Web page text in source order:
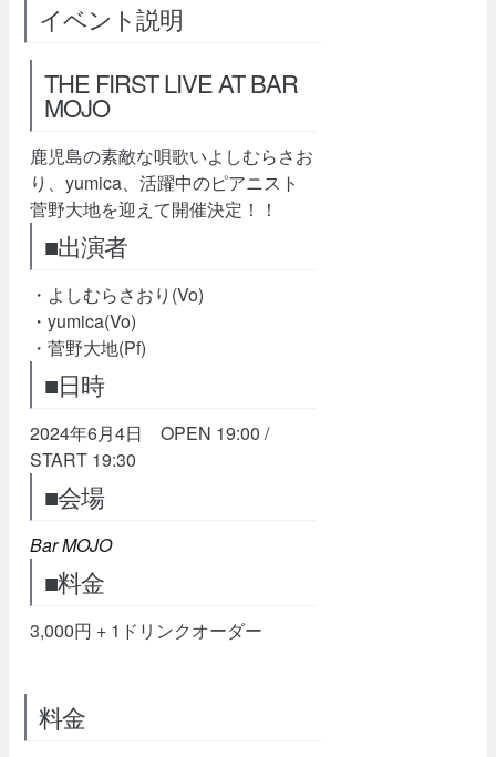
イベント説明
THE FIRST LIVE AT BAR
MOJO
鹿児島の素敵な唄歌いよしむらさお
り、yumica、活躍中のピアニスト
菅野大地を迎えて開催決定！！
■出演者
・よしむらさおり(Vo)
・yumica(Vo)
・菅野大地(Pf)
■日時
2024年6月4日 OPEN 19:00 /
START 19:30
■会場
Bar MOJO
■料金
3,000円 + 1ドリンクオーダー
料金